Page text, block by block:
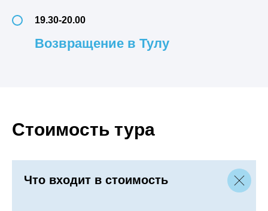
19.30-20.00
Возвращение в Тулу
Стоимость тура
Что входит в стоимость